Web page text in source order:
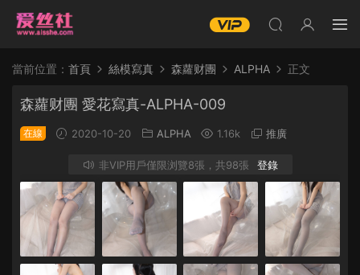
當前位置： 首頁 絲模寫真 森蘿财團 ALPHA 正文
森蘿财團 愛花寫真-ALPHA-009
在線 2020-10-20 ALPHA 1.16k 推廣
非VIP用戶僅限浏覽8張，共98張 登錄